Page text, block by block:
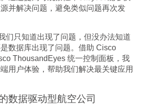
并解决问题，避免类似问题再次发
们只知道出现了问题，但没办法知道
数据库出现了问题。借助 Cisco
ThousandEyes 统一控制面板，我
用户体验，帮助我们解决最关键应用
数据驱动型航空公司